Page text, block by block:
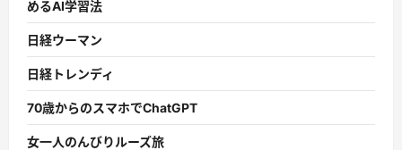
めるAI学習法
日経ウーマン
日経トレンディ
70歳からのスマホでChatGPT
女一人のんびりルーズ旅